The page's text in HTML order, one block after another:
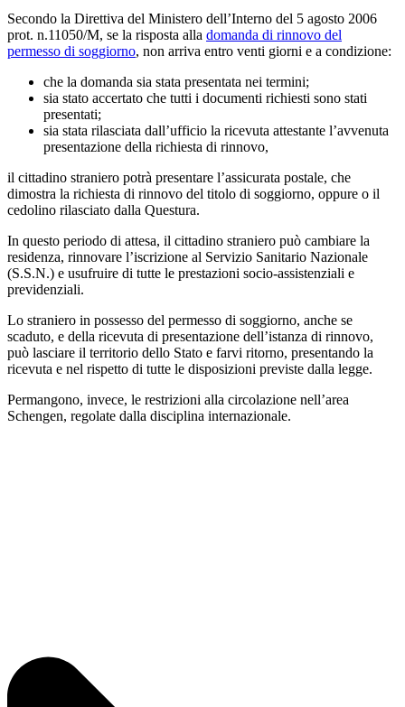
Secondo la Direttiva del Ministero dell’Interno del 5 agosto 2006
prot. n.11050/M, se la risposta alla domanda di rinnovo del
permesso di soggiorno, non arriva entro venti giorni e a condizione:
che la domanda sia stata presentata nei termini;
sia stato accertato che tutti i documenti richiesti sono stati
presentati;
sia stata rilasciata dall’ufficio la ricevuta attestante l’avvenuta
presentazione della richiesta di rinnovo,
il cittadino straniero potrà presentare l’assicurata postale, che
dimostra la richiesta di rinnovo del titolo di soggiorno, oppure o il
cedolino rilasciato dalla Questura.
In questo periodo di attesa, il cittadino straniero può cambiare la
residenza, rinnovare l’iscrizione al Servizio Sanitario Nazionale
(S.S.N.) e usufruire di tutte le prestazioni socio-assistenziali e
previdenziali.
Lo straniero in possesso del permesso di soggiorno, anche se
scaduto, e della ricevuta di presentazione dell’istanza di rinnovo,
può lasciare il territorio dello Stato e farvi ritorno, presentando la
ricevuta e nel rispetto di tutte le disposizioni previste dalla legge.
Permangono, invece, le restrizioni alla circolazione nell’area
Schengen, regolate dalla disciplina internazionale.